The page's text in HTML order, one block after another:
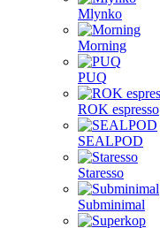
Mlynko
Morning
PUQ
ROK espresso
SEALPOD
Staresso
Subminimal